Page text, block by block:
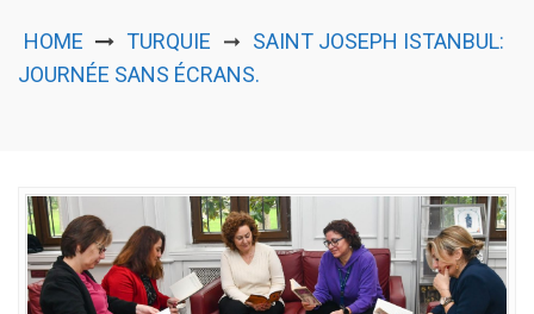
HOME TURQUIE ➞ SAINT JOSEPH ISTANBUL:
JOURNÉE SANS ÉCRANS.